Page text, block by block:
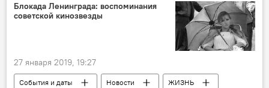
Блокада Ленинграда: воспоминания
советской кинозвезды
27 января 2019, 19:27
События и даты Новости ЖИЗНЬ